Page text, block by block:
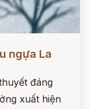
ngựa La
đáng
xuất hiện